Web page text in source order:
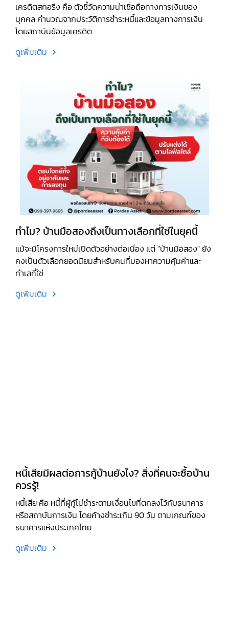
เครดิตสกอริ่ง คือ ตัวชี้วัดความน่าเชื่อถือทางการเงินของ
บุคคล คำนวณจากประวัติการชำระหนี้และข้อมูลทางการเงิน
โดยสถาบันข้อมูลเครดิต
ดูเพิ่มเติม
ทำไม? บ้านมือสองถึงเป็นทางเลือกที่ใช่ในยุคนี้
แม้จะมีโครงการใหม่เปิดตัวอย่างต่อเนื่อง แต่ "บ้านมือสอง" ยัง
คงเป็นตัวเลือกยอดนิยมสำหรับคนที่มองหาความคุ้มค่าและ
ทำเลที่ใช่
ดูเพิ่มเติม
หนี้เสียมีผลต่อการกู้บ้านยังไง? สิ่งที่คนจะซื้อบ้าน
ควรรู้!
หนี้เสีย คือ หนี้ที่ผู้กู้ไม่ชำระตามเงื่อนไขที่ตกลงไว้กับธนาคาร
หรือสถาบันการเงิน โดยค้างชำระเกิน 90 วัน ตามเกณฑ์ของ
ธนาคารแห่งประเทศไทย
ดูเพิ่มเติม